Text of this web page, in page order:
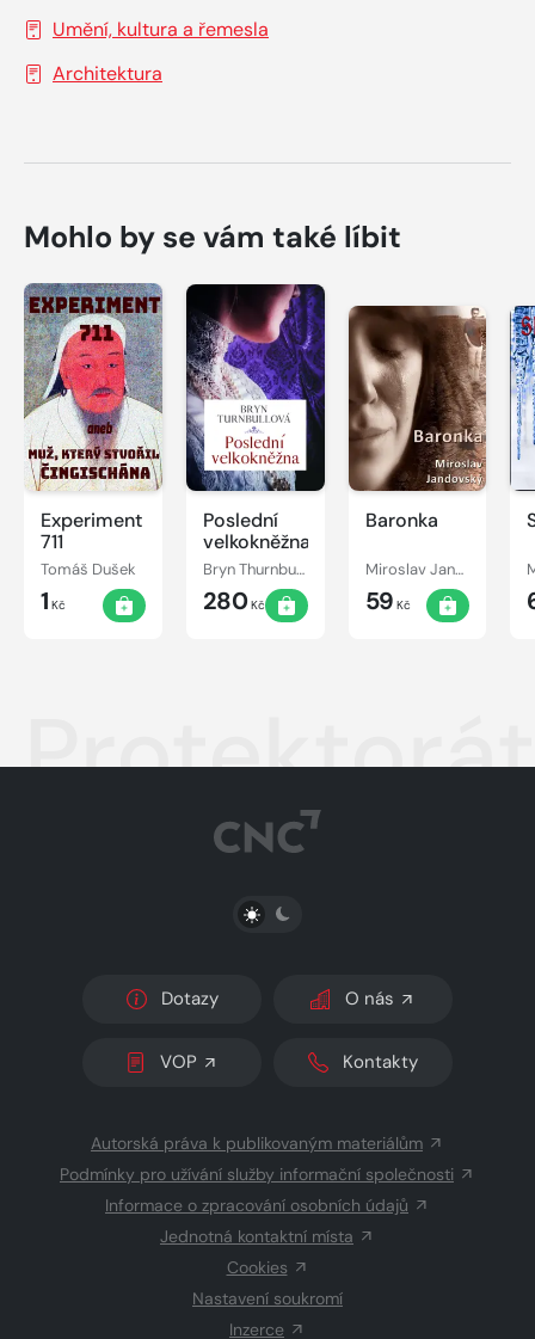
Umění, kultura a řemesla
Architektura
Mohlo by se vám také líbit
Experiment
711
Tomáš Dušek
1 Kč
Poslední
velkokněžna
Bryn Thurnbullová
280Kč
Baronka
Miroslav Jandovský
59 Kč
PŘEPNOUT SVĚTLÝ/TMAVÝ REŽIM
Dotazy O nás
VOP Kontakty
Autorská práva k publikovaným materiálům
Podmínky pro užívání služby informační společnosti
Informace o zpracování osobních údajů
Jednotná kontaktní místa
Cookies
Nastavení soukromí
Inzerce